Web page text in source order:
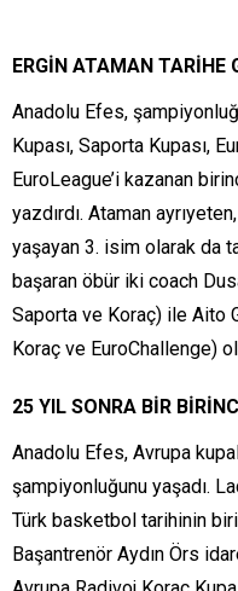
ERGİN ATAMAN TARİHE
Anadolu Efes,
Kupası, Saporta Kupası,
EuroLeague’i kazanan
yazdırdı. Ataman
yaşayan 3. isim olarak da
başaran öbür iki coach
Saporta ve Koraç) ile Aito
Koraç ve EuroChallenge)
25 YIL SONRA BİR
Anadolu Efes, Avrupa
şampiyonluğunu yaşadı.
Türk basketbol tarihinin
Başantrenör Aydın Örs